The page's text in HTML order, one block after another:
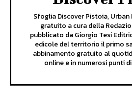
Sfoglia Discover Pistoia,
gratuito a cura della
pubblicato da Giorgio Tesi
edicole del territorio il primo
abbinamento gratuito al
online e in numerosi punti